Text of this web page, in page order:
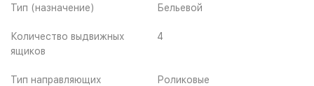
Тип (назначение) Бельевой
Количество выдвижных
ящиков
4
Тип направляющих
Роликовые